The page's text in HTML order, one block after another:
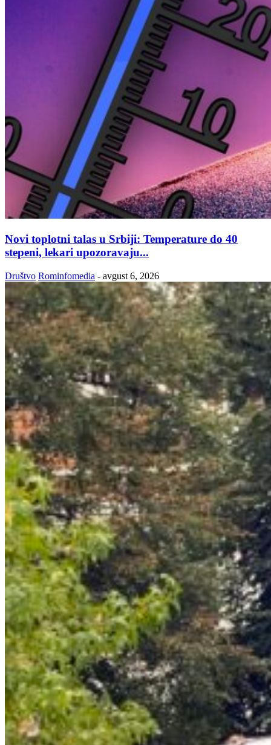
Novi toplotni talas u Srbiji: Temperature do 40
stepeni, lekari upozoravaju...
Društvo Rominfomedia - avgust 6, 2026